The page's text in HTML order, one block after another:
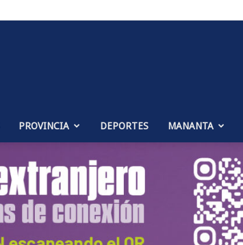
Genil
PROVINCIA DEPORTES MANANTA